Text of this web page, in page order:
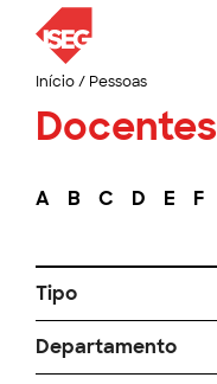
Início/ Pessoas
Docentes
A B C D E F
Tipo
Departamento